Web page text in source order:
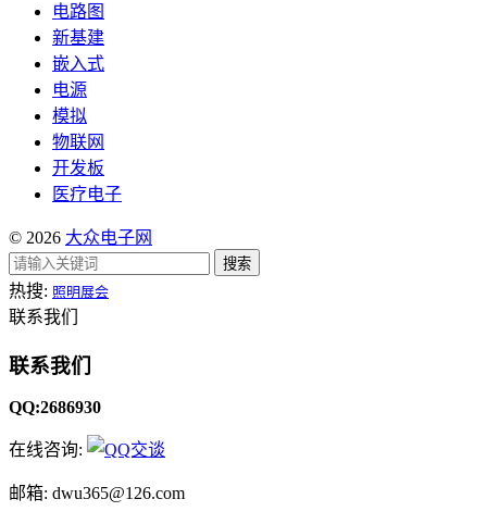
电路图
新基建
嵌入式
电源
模拟
物联网
开发板
医疗电子
© 2026 大众电子网
搜索
热搜: 照明展会
联系我们
联系我们
QQ:2686930
在线咨询:
邮箱: dwu365@126.com